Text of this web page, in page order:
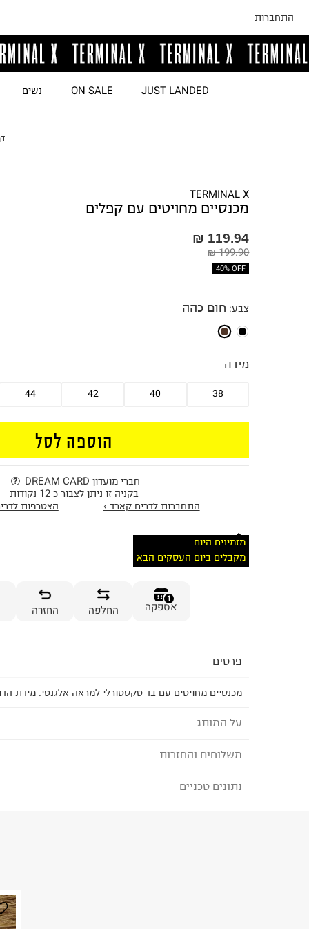
התחברות
JUST LANDED
ON SALE נשים
TERMINAL X
מכנסיים מחויטים עם קפלים
119.94 ₪
199.90 ₪
40% OFF
צבע: חום כהה
מידה
38
40
42
44
הוספה לסל
חברי מועדון DREAM CARD
בקניה זו ניתן לצבור כ 12 נקודות
התחברות לדרים קארד ›
הצטרפות
מזמינים היום
מקבלים ביום העסקים הבא
1
אספקה החלפה החזרה
פרטים
מכנסיים מחויטים עם בד טקסטורלי למראה אלגנטי. מידת
על המותג
TERMINAL X - טרמינל איקס
משלוחים והחזרות
לבחירת בשיטת המשלוח המתאימה לכם,
לפני החזרת החבילה, חשוב להדביק את מדבקת
נתונים טכניים